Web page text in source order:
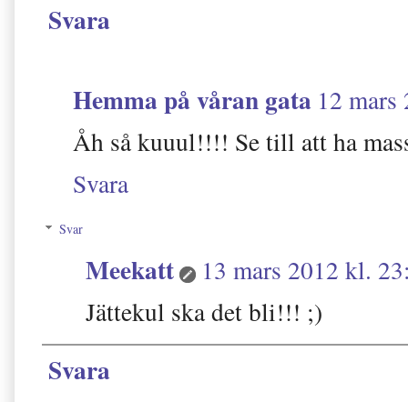
Svara
Hemma på våran gata 12
Åh så kuuul!!!! Se till att ha
Svara
Svar
Meekatt
13 mars 2012 kl.
Jättekul ska det bli!!! ;)
Svara